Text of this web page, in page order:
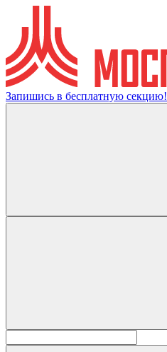
Запишись в бесплатную секцию!